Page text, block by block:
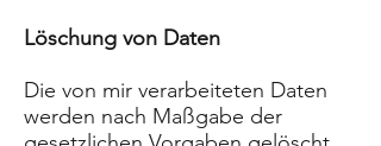
Löschung von Daten
Die von mir verarbeiteten Daten
werden nach Maßgabe der